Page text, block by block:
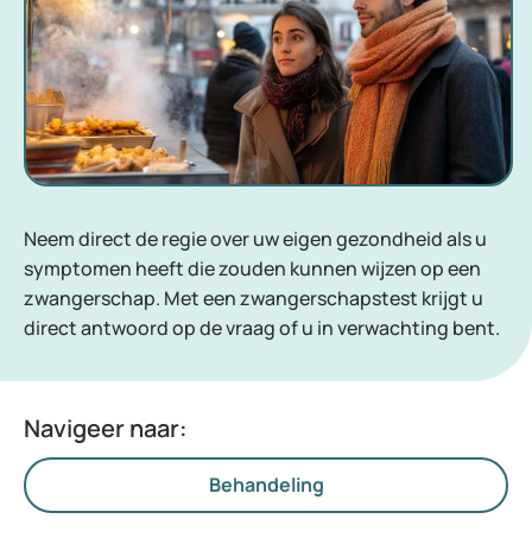
Neem direct de regie over uw eigen gezondheid als u
symptomen heeft die zouden kunnen wijzen op een
zwangerschap. Met een zwangerschapstest krijgt u
direct antwoord op de vraag of u in verwachting bent.
Navigeer naar:
Behandeling